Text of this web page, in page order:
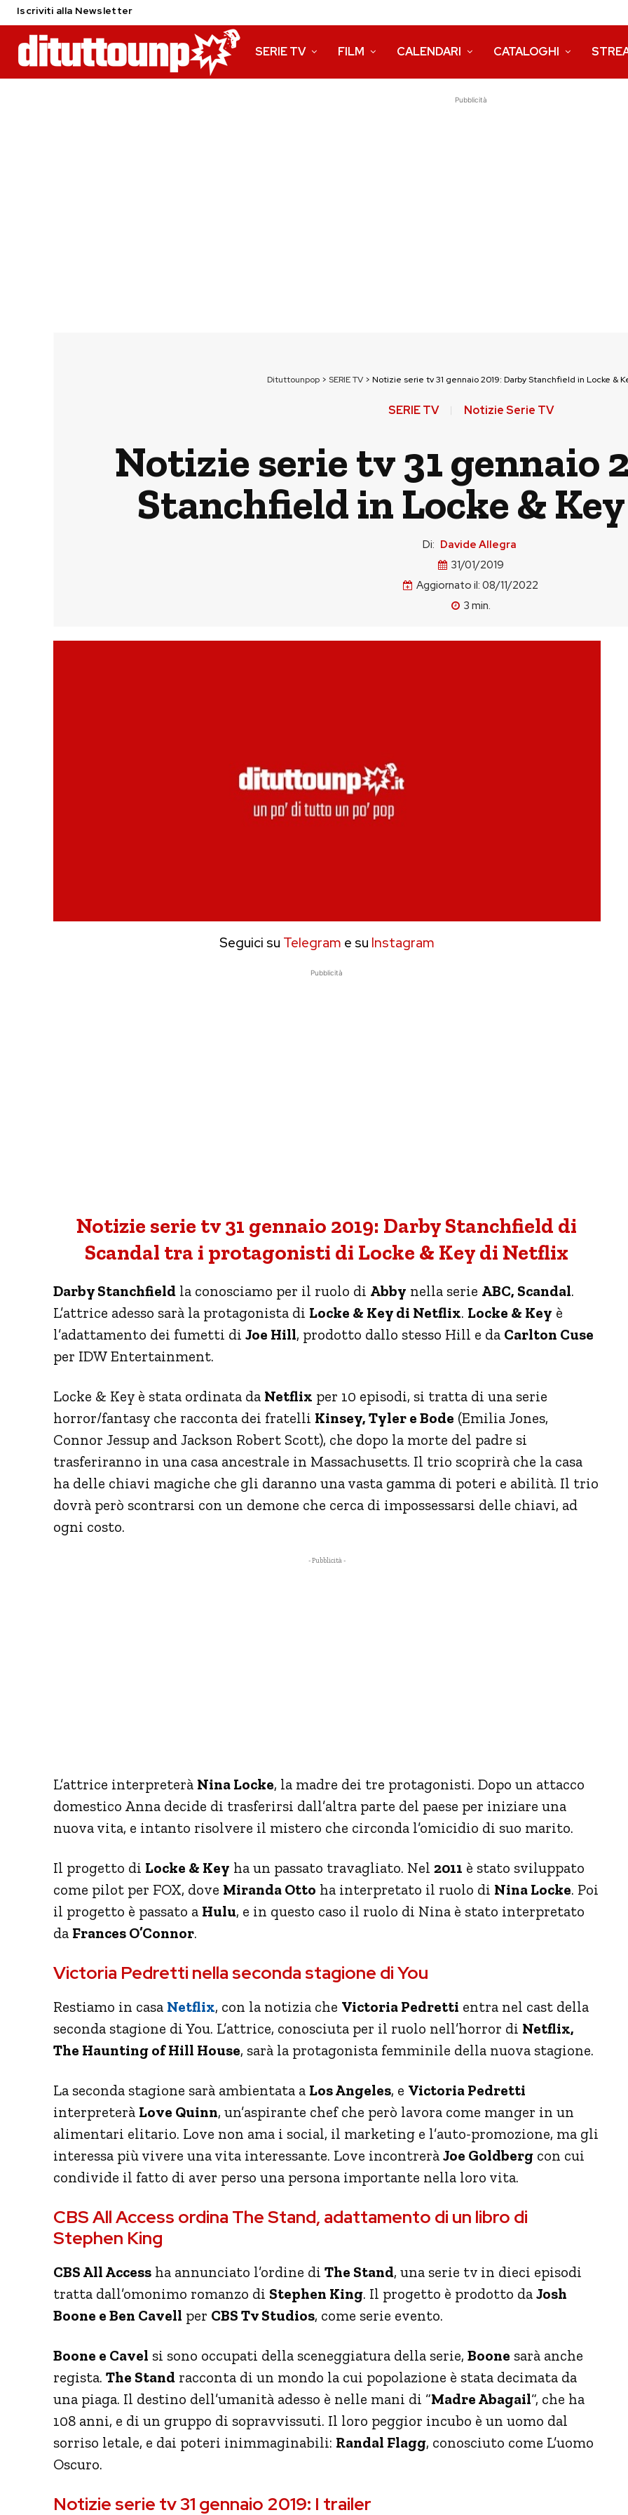
Iscriviti alla Newsletter
SERIE TV FILM CALENDARI CATALOGHI
Pubblicità
Dituttounpop > SERIE TV > Notizie serie tv 31 gennaio 2019: Darby Stanchfield in Locke &
SERIE TV Notizie Serie TV
Notizie serie tv 31 gennaio
Stanchfield in Locke &
Di: Davide Allegra
31/01/2019
Aggiornato il: 08/11/2022
3 min.
Seguici su Telegram e su Instagram
Pubblicità
Notizie serie tv 31 gennaio 2019: Darby Stanchfield di
Scandal tra i protagonisti di Locke & Key di Netflix
Darby Stanchfield la conosciamo per il ruolo di Abby nella serie ABC, Scandal.
L’attrice adesso sarà la protagonista di Locke & Key di Netflix. Locke & Key è
l’adattamento dei fumetti di Joe Hill, prodotto dallo stesso Hill e da Carlton Cuse
per IDW Entertainment.
Locke & Key è stata ordinata da Netflix per 10 episodi, si tratta di una serie
horror/fantasy che racconta dei fratelli Kinsey, Tyler e Bode (Emilia Jones,
Connor Jessup and Jackson Robert Scott), che dopo la morte del padre si
trasferiranno in una casa ancestrale in Massachusetts. Il trio scoprirà che la casa
ha delle chiavi magiche che gli daranno una vasta gamma di poteri e abilità. Il trio
dovrà però scontrarsi con un demone che cerca di impossessarsi delle chiavi, ad
ogni costo.
- Pubblicità -
L’attrice interpreterà Nina Locke, la madre dei tre protagonisti. Dopo un attacco
domestico Anna decide di trasferirsi dall’altra parte del paese per iniziare una
nuova vita, e intanto risolvere il mistero che circonda l’omicidio di suo marito.
Il progetto di Locke & Key ha un passato travagliato. Nel 2011 è stato sviluppato
come pilot per FOX, dove Miranda Otto ha interpretato il ruolo di Nina Locke. Poi
il progetto è passato a Hulu, e in questo caso il ruolo di Nina è stato interpretato
da Frances O’Connor.
Victoria Pedretti nella seconda stagione di You
Restiamo in casa Netflix, con la notizia che Victoria Pedretti entra nel cast della
seconda stagione di You. L’attrice, conosciuta per il ruolo nell’horror di Netflix,
The Haunting of Hill House, sarà la protagonista femminile della nuova stagione.
La seconda stagione sarà ambientata a Los Angeles, e Victoria Pedretti
interpreterà Love Quinn, un’aspirante chef che però lavora come manger in un
alimentari elitario. Love non ama i social, il marketing e l’auto-promozione, ma gli
interessa più vivere una vita interessante. Love incontrerà Joe Goldberg con cui
condivide il fatto di aver perso una persona importante nella loro vita.
CBS All Access ordina The Stand, adattamento di un libro di
Stephen King
CBS All Access ha annunciato l’ordine di The Stand, una serie tv in dieci episodi
tratta dall’omonimo romanzo di Stephen King. Il progetto è prodotto da Josh
Boone e Ben Cavell per CBS Tv Studios, come serie evento.
Boone e Cavel si sono occupati della sceneggiatura della serie, Boone sarà anche
regista. The Stand racconta di un mondo la cui popolazione è stata decimata da
una piaga. Il destino dell’umanità adesso è nelle mani di “Madre Abagail“, che ha
108 anni, e di un gruppo di sopravvissuti. Il loro peggior incubo è un uomo dal
sorriso letale, e dai poteri inimmaginabili: Randal Flagg, conosciuto come L’uomo
Oscuro.
Notizie serie tv 31 gennaio 2019: I trailer